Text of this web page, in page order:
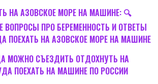
НА АЗОВСКОЕ МОРЕ НА МАШИНЕ: 🔍
ВОПРОСЫ ПРО БЕРЕМЕННОСТЬ И ОТВЕТЫ
ПОЕХАТЬ НА АЗОВСКОЕ МОРЕ НА МАШИНЕ
МОЖНО СЪЕЗДИТЬ ОТДОХНУТЬ НА
ПОЕХАТЬ НА МАШИНЕ ПО РОССИИ